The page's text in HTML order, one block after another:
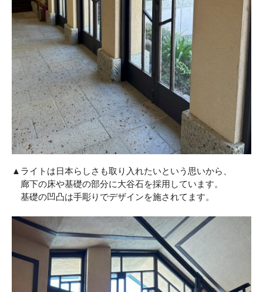
▲ライトは日本らしさも取り入れたいという思いから、
廊下の床や基礎の部分に大谷石を採用しています。
基礎の凹凸は手彫りでデザインを施されてます。